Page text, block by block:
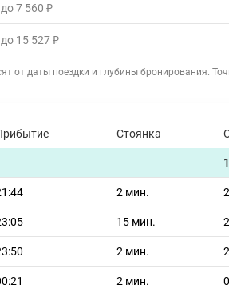
до 7 560 ₽
до 15 527 ₽
от даты поездки и глубины бронирования.
Стоянка
2 мин.
15 мин.
2 мин.
2 мин.